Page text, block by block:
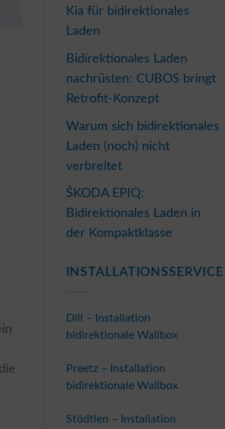
Kia für bidirektionales
Laden
Bidirektionales Laden
nachrüsten: CUBOS bringt
Retrofit-Konzept
Warum sich bidirektionales
Laden (noch) nicht
verbreitet
ŠKODA EPIQ:
Bidirektionales Laden in
der Kompaktklasse
INSTALLATIONSSERVICE
Dill – Installation
bidirektionale Wallbox
Preetz – Installation
bidirektionale Wallbox
Stödtlen – Installation